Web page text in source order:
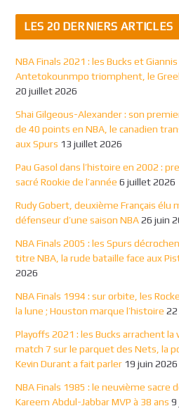
LES 20 DERNIERS ARTICLES
NBA Finals 2021 : les Bucks et Giannis
Antetokounmpo triomphent, le
20 juillet 2026
Shai Gilgeous-Alexander : son
de 40 points en NBA, le canadien
aux Spurs 13 juillet 2026
Pau Gasol dans l’histoire en 2002 :
sacré Rookie de l’année 6 juillet 2026
Rudy Gobert, deuxième Français élu
défenseur d’une saison NBA26 juin
NBA Finals 2005 : les Spurs
titre NBA, la rude bataille face aux
2026
NBA Finals 1994 : sur orbite, les
la lune ; Houston marque l’histoire 22
Playoffs 2021 : les Bucks arrachent la
match 7 sur le parquet des Nets, la
Kevin Durant a fait parler 19 juin 2026
NBA Finals 1985 : le neuvième sacre
Kareem Abdul-Jabbar MVP à 38 ans 9